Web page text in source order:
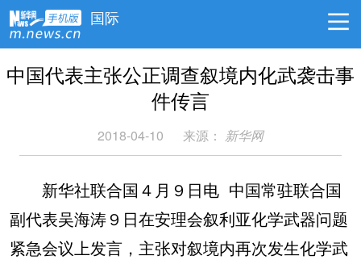
国际
中国代表主张公正调查叙境内化武袭击事
件传言
2018-04-10 来源： 新华网
新华社联合国４月９日电 中国常驻联合国
副代表吴海涛９日在安理会叙利亚化学武器问题
紧急会议上发言，主张对叙境内再次发生化学武